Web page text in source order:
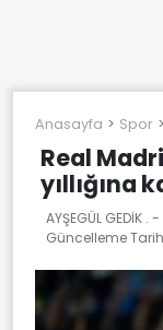
Anasayfa Spor
Real
yıllığına
AYŞEGÜL GEDİK . -
Güncelleme